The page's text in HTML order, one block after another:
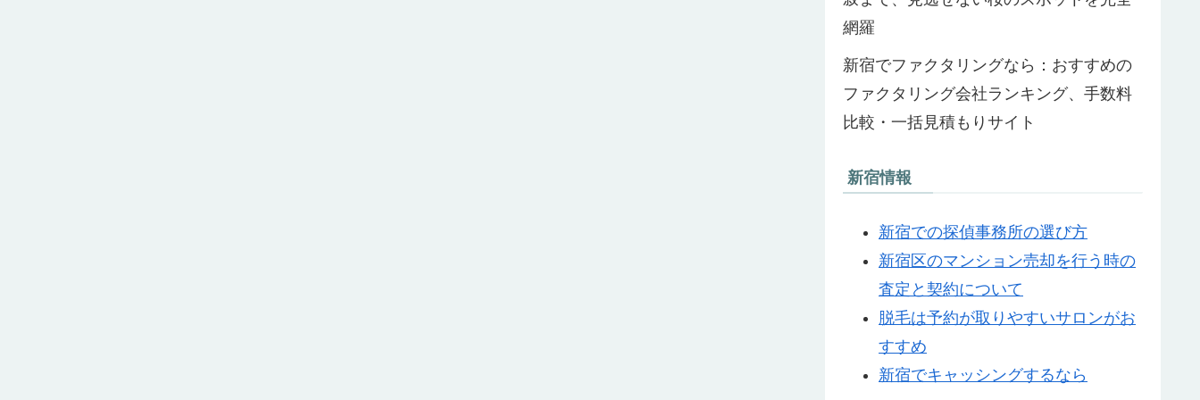
網羅
新宿でファクタリングなら：おすすめの
ファクタリング会社ランキング、手数料
比較・一括見積もりサイト
新宿情報
新宿での探偵事務所の選び方
新宿区のマンション売却を行う時の
査定と契約について
脱毛は予約が取りやすいサロンがお
すすめ
新宿でキャッシングするなら